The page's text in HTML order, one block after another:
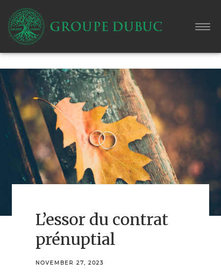
L’essor du contrat
prénuptial
NOVEMBER 27, 2023